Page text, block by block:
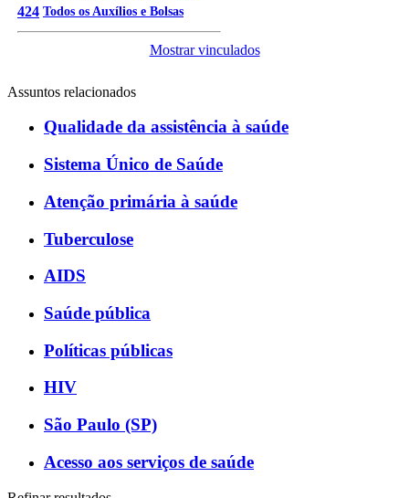
424 Todos os Auxílios e Bolsas
Mostrar vinculados
Assuntos relacionados
Qualidade da assistência à saúde
Sistema Único de Saúde
Atenção primária à saúde
Tuberculose
AIDS
Saúde pública
Políticas públicas
HIV
São Paulo (SP)
Acesso aos serviços de saúde